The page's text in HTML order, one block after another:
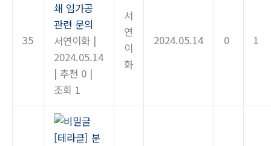
35
쇄 임가공
관련 문의
서연이화 |
2024.05.14
| 추천 0 |
조회 1
서
연
이
화
2024.05.14 0 1
[테라클] 분